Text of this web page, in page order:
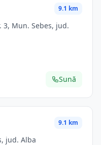
9.1 km
Sună
9.1 km
jud. Alba